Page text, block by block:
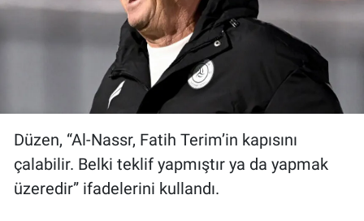
Düzen, “Al-Nassr, Fatih Terim’in kapısını
çalabilir. Belki teklif yapmıştır ya da yapmak
üzeredir” ifadelerini kullandı.